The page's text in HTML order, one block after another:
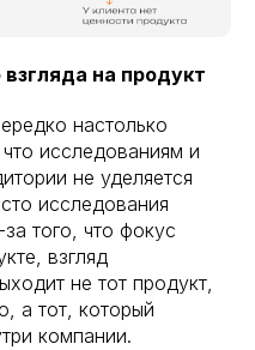
на продукт
настолько
исследованиям и
не уделяется
исследования
того, что фокус
взгляд
не тот продукт,
а тот, который
компании.